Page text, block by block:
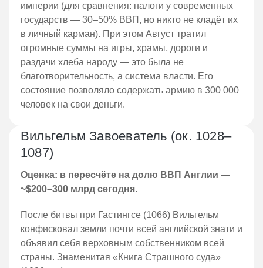
империи (для сравнения: налоги у современных
государств — 30–50% ВВП, но никто не кладёт их
в личный карман). При этом Август тратил
огромные суммы на игры, храмы, дороги и
раздачи хлеба народу — это была не
благотворительность, а система власти. Его
состояние позволяло содержать армию в 300 000
человек на свои деньги.
Вильгельм Завоеватель (ок. 1028–
1087)
Оценка: в пересчёте на долю ВВП Англии —
~$200–300 млрд сегодня.
После битвы при Гастингсе (1066) Вильгельм
конфисковал земли почти всей английской знати и
объявил себя верховным собственником всей
страны. Знаменитая «Книга Страшного суда»